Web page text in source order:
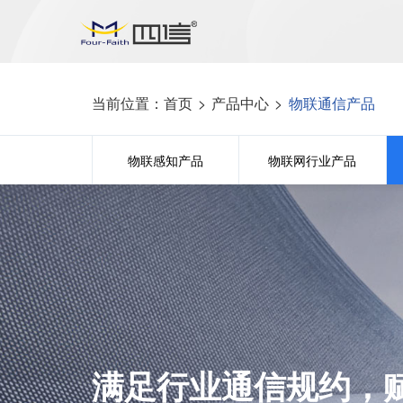
当前位置： 首页 > 产品中心 > 物联通信产品
物联感知产品 物联网行业产品
满足行业通信规约，